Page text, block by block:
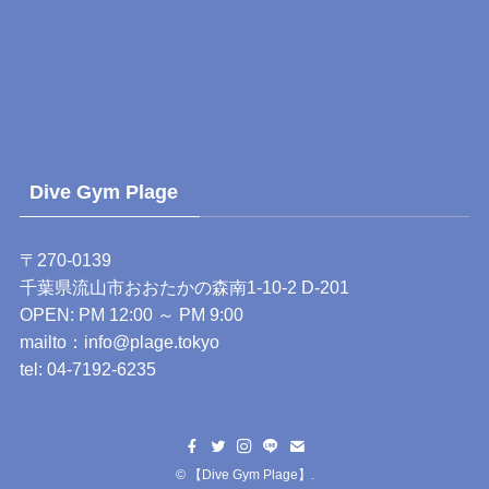
Dive Gym Plage
〒270-0139
千葉県流山市おおたかの森南1-10-2 D-201
OPEN: PM 12:00 ～ PM 9:00
mailto： info@plage.tokyo
tel: 04-7192-6235
© 【Dive Gym Plage】